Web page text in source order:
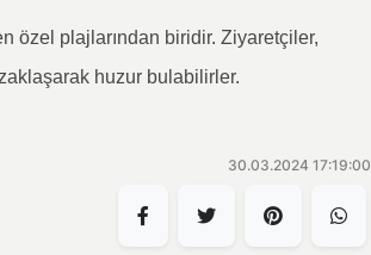
özel plajlarından biridir. Ziyaretçiler,
huzur bulabilirler.
30.03.2024 17:19:00